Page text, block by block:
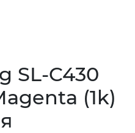
SL-C430
(1k)